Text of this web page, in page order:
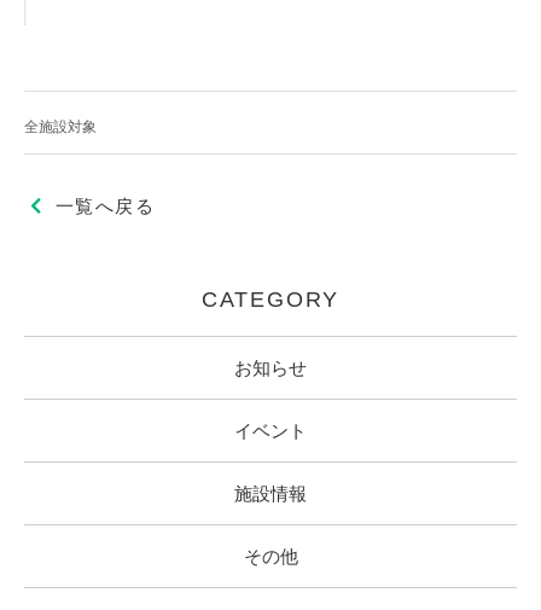
全施設対象
一覧へ戻る
CATEGORY
お知らせ
イベント
施設情報
その他